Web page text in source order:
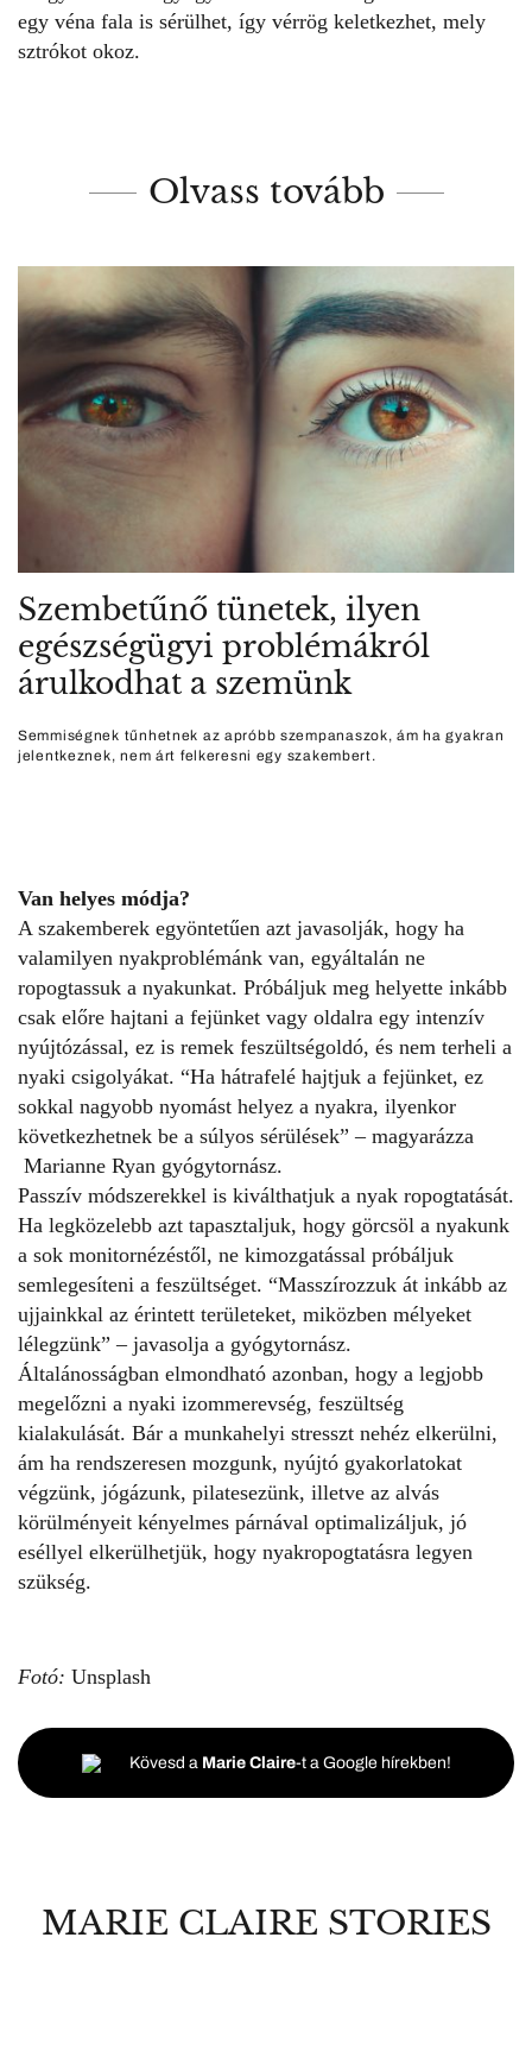
egy véna fala is sérülhet, így vérrög keletkezhet, mely
sztrókot okoz.
Olvass tovább
Szembetűnő tünetek, ilyen
egészségügyi problémákról
árulkodhat a szemünk
Semmiségnek tűnhetnek az apróbb szempanaszok, ám ha gyakran
jelentkeznek, nem árt felkeresni egy szakembert.
Van helyes módja?
A szakemberek egyöntetűen azt javasolják, hogy ha
valamilyen nyakproblémánk van, egyáltalán ne
ropogtassuk a nyakunkat. Próbáljuk meg helyette inkább
csak előre hajtani a fejünket vagy oldalra egy intenzív
nyújtózással, ez is remek feszültségoldó, és nem terheli a
nyaki csigolyákat. “Ha hátrafelé hajtjuk a fejünket, ez
sokkal nagyobb nyomást helyez a nyakra, ilyenkor
következhetnek be a súlyos sérülések” – magyarázza
Marianne Ryan gyógytornász.
Passzív módszerekkel is kiválthatjuk a nyak ropogtatását.
Ha legközelebb azt tapasztaljuk, hogy görcsöl a nyakunk
a sok monitornézéstől, ne kimozgatással próbáljuk
semlegesíteni a feszültséget. “Masszírozzuk át inkább az
ujjainkkal az érintett területeket, miközben mélyeket
lélegzünk” – javasolja a gyógytornász.
Általánosságban elmondható azonban, hogy a legjobb
megelőzni a nyaki izommerevség, feszültség
kialakulását. Bár a munkahelyi stresszt nehéz elkerülni,
ám ha rendszeresen mozgunk, nyújtó gyakorlatokat
végzünk, jógázunk, pilatesezünk, illetve az alvás
körülményeit kényelmes párnával optimalizáljuk, jó
eséllyel elkerülhetjük, hogy nyakropogtatásra legyen
szükség.
Fotó: Unsplash
Kövesd a Marie Claire-t a Google hírekben!
MARIE CLAIRE STORIES